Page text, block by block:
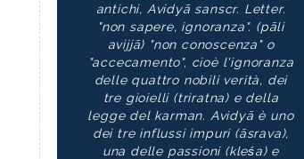
antichi, Avidyā sanscr. Letter.
"non sapere, ignoranza". (pāli
avijjā) "non conoscenza" o
"accecamento", cioè l'ignoranza
delle quattro nobili verità, dei
tre gioielli (triratna) e della
legge del karman. Avidyā è uno
dei tre influssi impuri (āsrava),
una delle passioni (kleśa) e